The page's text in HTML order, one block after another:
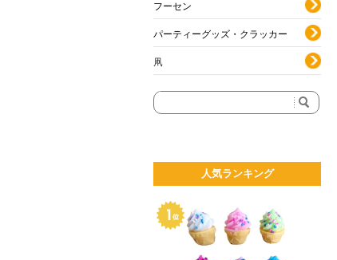
フーセン
パーティーグッズ・クラッカー
凧
人気ランキング